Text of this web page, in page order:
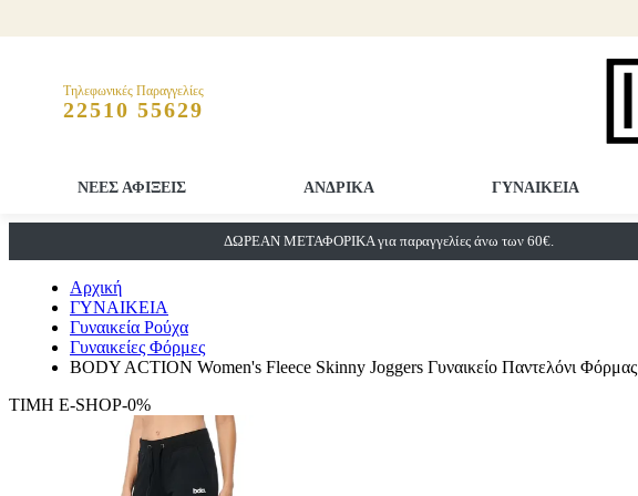
Τηλεφωνικές Παραγγελίες
22510 55629
ΝΕΕΣ ΑΦΙΞΕΙΣ ΑΝΔΡΙΚΑ ΓΥΝΑΙΚΕΙΑ
ΔΩΡΕΑΝ ΜΕΤΑΦΟΡΙΚΑ για παραγγελίες άνω των 60€.
Αρχική
ΓΥΝΑΙΚΕΙΑ
Γυναικεία Ρούχα
Γυναικείες Φόρμες
BODY ACTION Women's Fleece Skinny Joggers Γυναικείο Παντελόνι Φόρμας
ΤΙΜΗ E-SHOP-0%